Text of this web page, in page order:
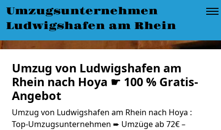
Umzugsunternehmen
Ludwigshafen am Rhein
Umzug von Ludwigshafen am
Rhein nach Hoya ☛ 100 % Gratis-
Angebot
Umzug von Ludwigshafen am Rhein nach Hoya :
Top-Umzugsunternehmen ➨ Umzüge ab 72€ –